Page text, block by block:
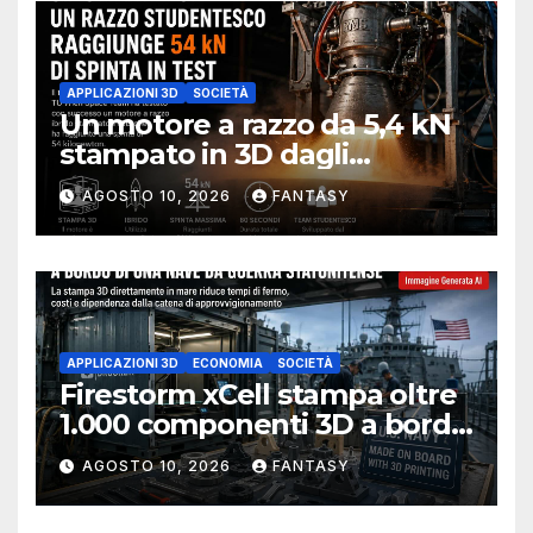
APPLICAZIONI 3D SOCIETÀ
Un motore a razzo da 5,4 kN
stampato in 3D dagli
studenti della University of
Melbourne
AGOSTO 10, 2026 FANTASY
APPLICAZIONI 3D ECONOMIA SOCIETÀ
Firestorm xCell stampa oltre
1.000 componenti 3D a bordo
della USS Essex
AGOSTO 10, 2026 FANTASY